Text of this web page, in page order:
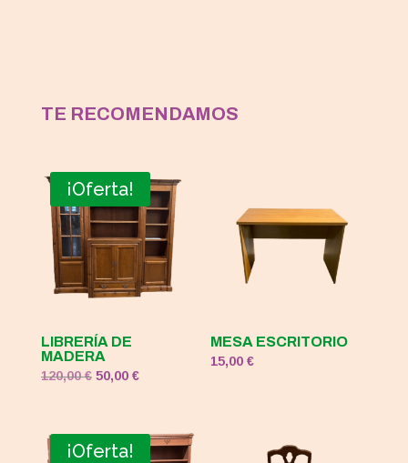
TE RECOMENDAMOS
¡Oferta!
LIBRERÍA DE
MADERA
120,00€ El
era:
50,00 €El
es:
MESA ESCRITORIO
15,00€
¡Oferta!